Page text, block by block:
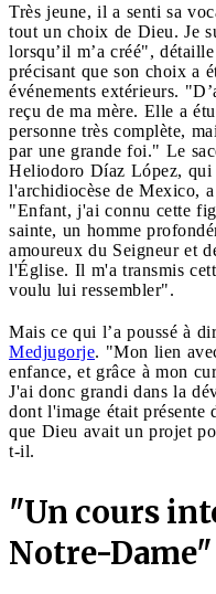
Très jeune, il a senti sa
tout un choix de Dieu. Je
lorsqu’il m’a créé",
précisant que son choix a
événements extérieurs.
reçu de ma mère. Elle a
personne très complète,
par une grande foi." Le
Heliodoro Díaz López, qui
l'archidiocèse de Mexico,
"Enfant, j'ai connu cette
sainte, un homme
amoureux du Seigneur et
l'Église. Il m'a transmis
voulu lui ressembler".
Mais ce qui l’a poussé à
Medjugorje. "Mon lien
enfance, et grâce à mon
J'ai donc grandi dans la
dont l'image était présente
que Dieu avait un projet
t-il.
"Un cours
Notre-Dame"